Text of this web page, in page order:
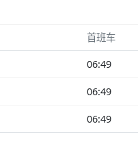
首班车
06:49
06:49
06:49